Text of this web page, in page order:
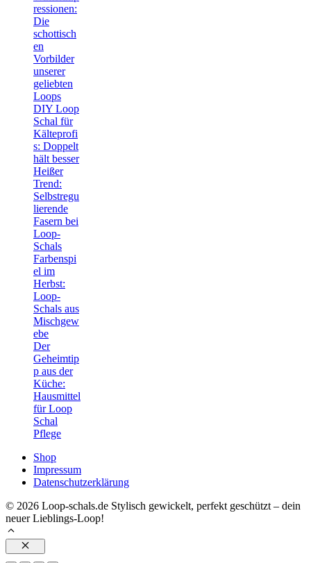
ressionen:
Die
schottisch
en
Vorbilder
unserer
geliebten
Loops
DIY Loop
Schal für
Kälteprofi
s: Doppelt
hält besser
Heißer
Trend:
Selbstregu
lierende
Fasern bei
Loop-
Schals
Farbenspi
el im
Herbst:
Loop-
Schals aus
Mischgew
ebe
Der
Geheimtip
p aus der
Küche:
Hausmittel
für Loop
Schal
Pflege
Shop
Impressum
Datenschutzerklärung
© 2026 Loop-schals.de Stylisch gewickelt, perfekt geschützt – dein
neuer Lieblings-Loop!
Schließen